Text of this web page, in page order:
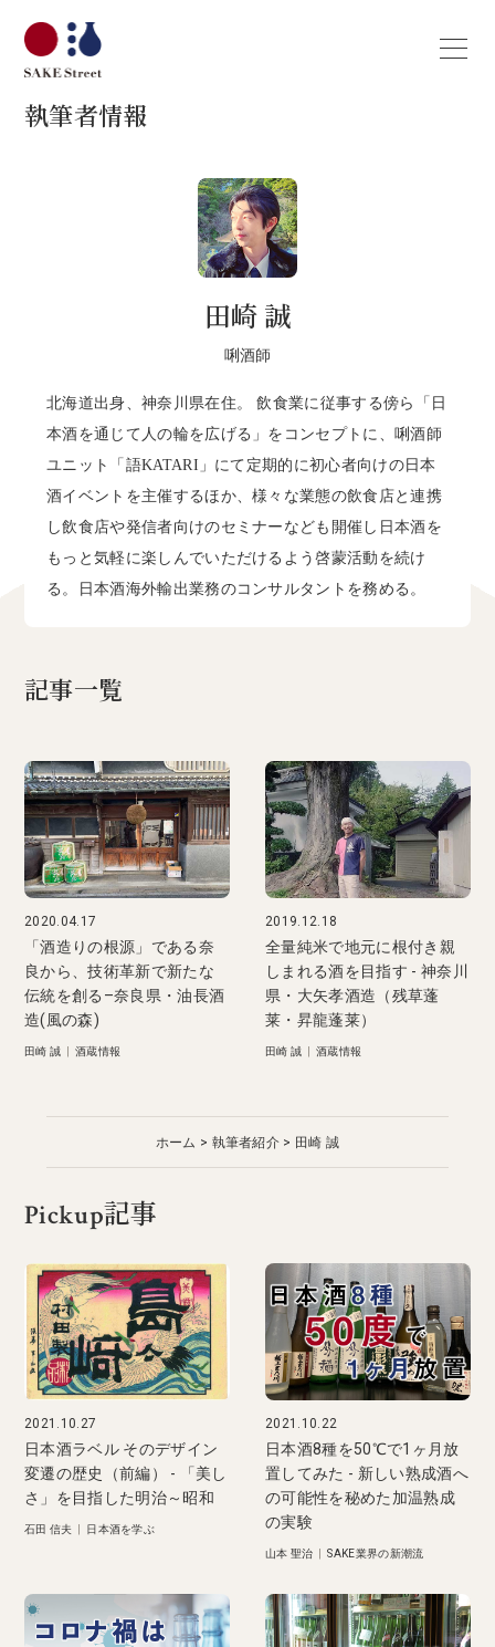
執筆者情報
田崎 誠
唎酒師
北海道出身、神奈川県在住。 飲食業に従事する傍ら「日
本酒を通じて人の輪を広げる」をコンセプトに、唎酒師
ユニット「語KATARI」にて定期的に初心者向けの日本
酒イベントを主催するほか、様々な業態の飲食店と連携
し飲食店や発信者向けのセミナーなども開催し日本酒を
もっと気軽に楽しんでいただけるよう啓蒙活動を続け
る。日本酒海外輸出業務のコンサルタントを務める。
記事一覧
2020.04.17
「酒造りの根源」である奈
良から、技術革新で新たな
伝統を創る–奈良県・油長酒
造(風の森)
田崎 誠 酒蔵情報
2019.12.18
全量純米で地元に根付き親
しまれる酒を目指す - 神奈川
県・大矢孝酒造（残草蓬
莱・昇龍蓬莱）
田崎 誠 |酒蔵情報
ホーム 執筆者紹介 田崎 誠
Pickup記事
2021.10.27
日本酒ラベル そのデザイン
変遷の歴史（前編） - 「美し
さ」を目指した明治～昭和
石田 信夫 日本酒を学ぶ
2021.10.22
日本酒8種を50℃で1ヶ月放
置してみた - 新しい熟成酒へ
の可能性を秘めた加温熟成
の実験
山本 聖治 |SAKE業界の新潮流